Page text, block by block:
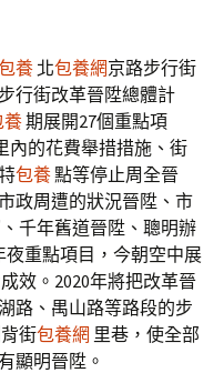
養 北包養網京路步行街
行街改革晉陞總體計
養期展開27個重點項
內的花費舉措措施、街
包養點等停止周全晉
政周遭的狀況晉陞、市
千年舊道晉陞、聰明辦
重點項目，今朝空中展
效。2020年將把改革晉
路、禺山路等路段的步
街包養網 里巷，使全部
顯明晉陞。